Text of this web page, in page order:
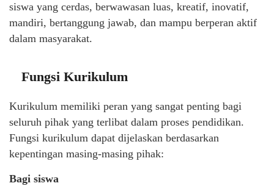
siswa yang cerdas, berwawasan luas, kreatif, inovatif,
mandiri, bertanggung jawab, dan mampu berperan aktif
dalam masyarakat.
Fungsi Kurikulum
Kurikulum memiliki peran yang sangat penting bagi
seluruh pihak yang terlibat dalam proses pendidikan.
Fungsi kurikulum dapat dijelaskan berdasarkan
kepentingan masing-masing pihak:
Bagi siswa